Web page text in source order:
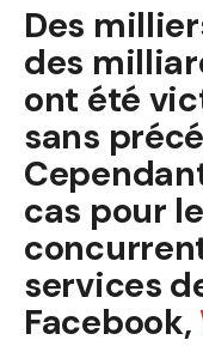
Des
des
ont été
sans
cas pour
services
Facebook,